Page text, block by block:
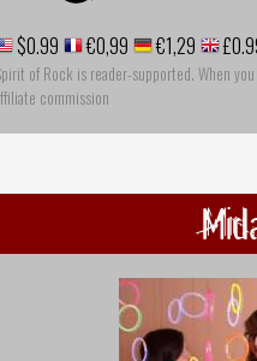
$0.99 €0,99 €1,29
of Rock is reader-supported. When
commission